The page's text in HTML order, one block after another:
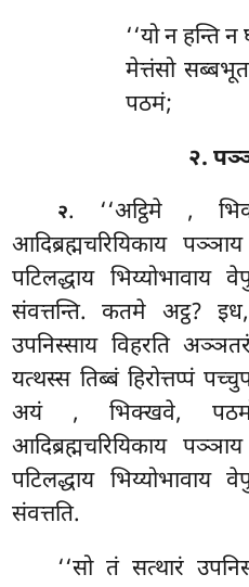
‘‘यो न हन्ति
मेत्तंसो
पठमं;
२.
२. ‘‘अट्ठिमे ,
आदिब्रह्मचरियिकाय
पटिलद्धाय भिय्योभावाय
संवत्तन्ति. कतमे अट्ठ?
उपनिस्साय विहरति अञ्ञतरं
यत्थस्स तिब्बं हिरोत्तप्पं
अयं , भिक्खवे,
आदिब्रह्मचरियिकाय
पटिलद्धाय भिय्योभावाय
संवत्तति.
‘‘सो तं सत्थारं